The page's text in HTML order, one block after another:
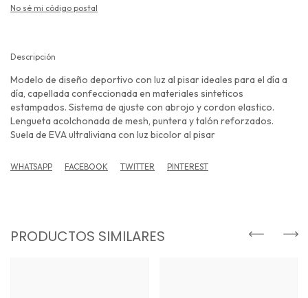
No sé mi código postal
Descripción
Modelo de diseño deportivo con luz al pisar ideales para el día a
día, capellada confeccionada en materiales sinteticos
estampados. Sistema de ajuste con abrojo y cordon elastico.
Lengueta acolchonada de mesh, puntera y talón reforzados.
Suela de EVA ultraliviana con luz bicolor al pisar
WHATSAPP FACEBOOK TWITTER PINTEREST
PRODUCTOS SIMILARES